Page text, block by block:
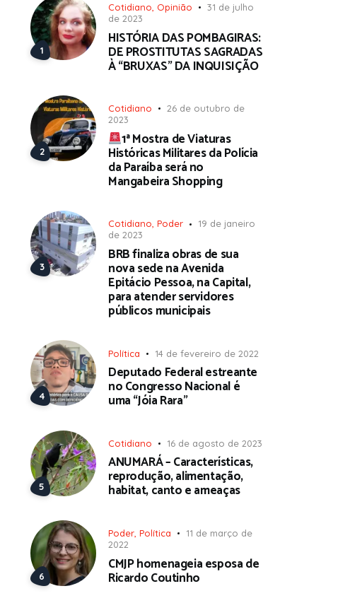
Cotidiano Opinião
31 de julho
de 2023
HISTÓRIA DAS POMBAGIRAS:
DE PROSTITUTAS SAGRADAS
À “BRUXAS” DA INQUISIÇÃO
Cotidiano
26 de outubro de
2023
1ª Mostra de Viaturas
Históricas Militares da Polícia
da Paraíba será no
Mangabeira Shopping
Cotidiano, Poder
19 de janeiro
de 2023
BRB finaliza obras de sua
nova sede na Avenida
Epitácio Pessoa, na Capital,
para atender servidores
públicos municipais
Política 14 de fevereiro de 2022
Deputado Federal estreante
no Congresso Nacional é
uma “Jóia Rara”
Cotidiano 16 de agosto de 2023
ANUMARÁ – Características,
reprodução, alimentação,
habitat, canto e ameaças
Poder Política
11 de março de
2022
CMJP homenageia esposa de
Ricardo Coutinho